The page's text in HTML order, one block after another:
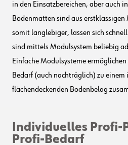
in den Einsatzbereichen, aber auch
Bodenmatten sind aus
somit langlebiger, lassen sich
sind mittels Modulsystem beliebig
Einfache Modulsysteme
Bedarf (auch nachträglich) zu einem
flächendeckenden Bodenbelag
Individuelles Profi-
Profi-Bedarf